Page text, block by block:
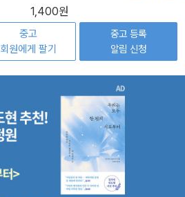
1,400원
중고
회원에게 팔기
중고 등록
알림 신청